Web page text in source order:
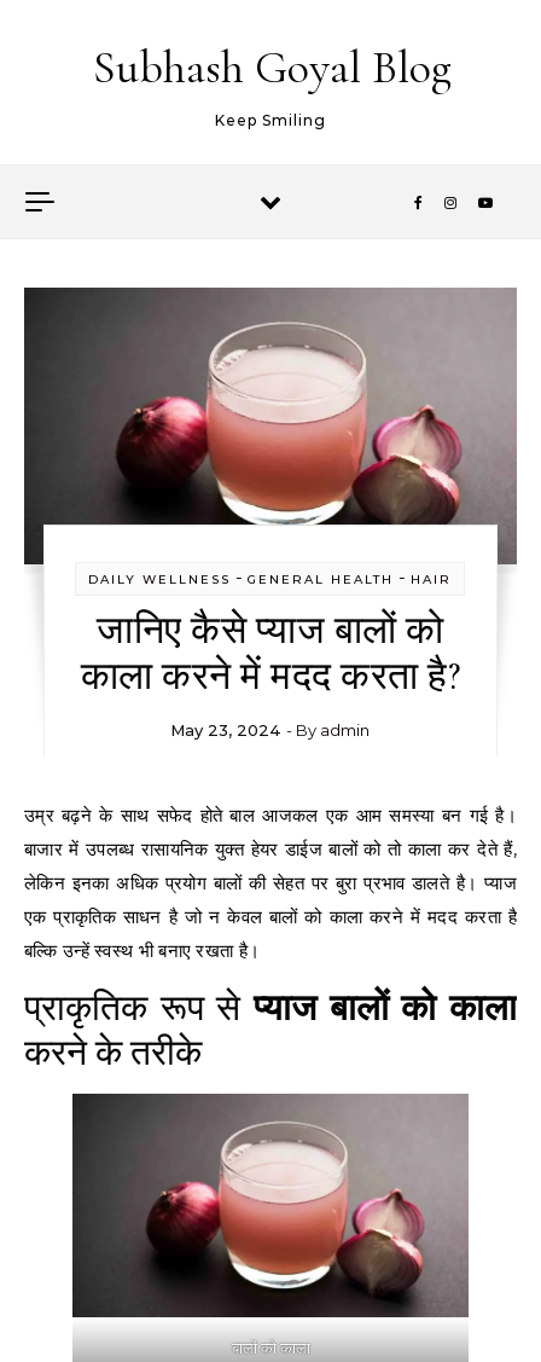
Subhash Goyal Blog
Keep Smiling
DAILY WELLNESS -GENERAL HEALTH - HAIR
जानिए कैसे प्याज बालों को
काला करने में मदद करता है?
May 23, 2024 - By admin
उम्र बढ़ने के साथ सफेद होते बाल आजकल एक आम समस्या बन गई है।
बाजार में उपलब्ध रासायनिक युक्त हेयर डाईज बालों को तो काला कर देते हैं,
लेकिन इनका अधिक प्रयोग बालों की सेहत पर बुरा प्रभाव डालते है। प्याज
एक प्राकृतिक साधन है जो न केवल बालों को काला करने में मदद करता है
बल्कि उन्हें स्वस्थ भी बनाए रखता है।
प्राकृतिक रूप सेप्याज बालों को काला
करने के तरीके
बालों को काला